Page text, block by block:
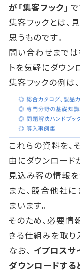
が「集客フック」で
集客フックとは、
思うものです。
問い合わせまでは
トを気軽にダウン
集客フックの例は
これらの資料を、
由にダウンロード
見込み客の情報を
また、競合他社
まいます。
そのため、必要情
きる仕組みを取り
なお、 イプロスサ
ダウンロードする